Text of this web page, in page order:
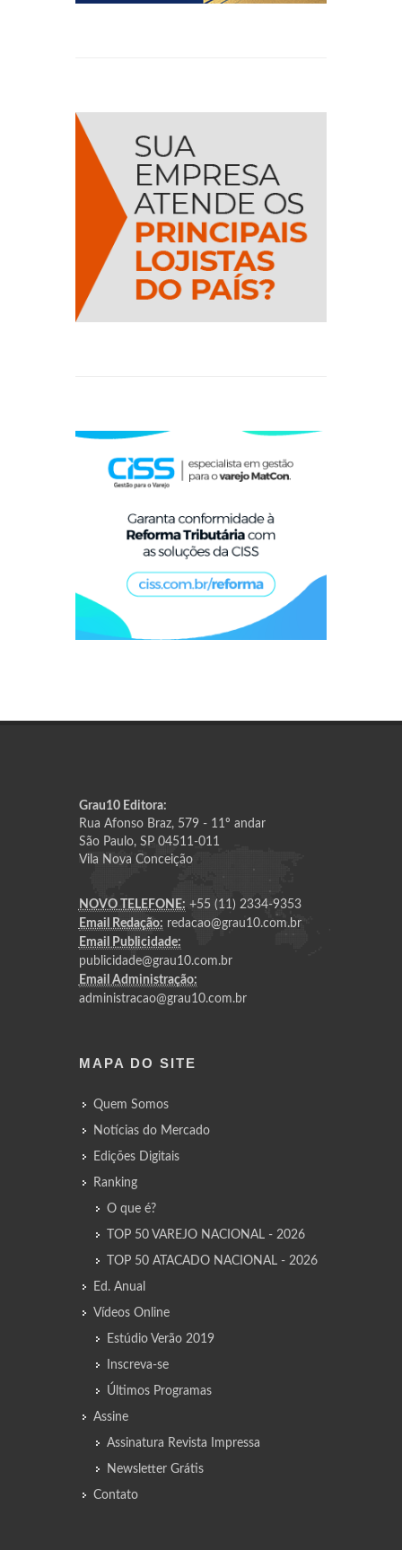
Grau10 Editora:
Rua Afonso Braz, 579 - 11º andar
São Paulo, SP 04511-011
Vila Nova Conceição
NOVO TELEFONE: +55 (11) 2334-9353
Email Redação: redacao@grau10.com.br
Email Publicidade:
publicidade@grau10.com.br
Email Administração:
administracao@grau10.com.br
MAPA DO SITE
Quem Somos
Notícias do Mercado
Edições Digitais
Ranking
O que é?
TOP 50 VAREJO NACIONAL - 2026
TOP 50 ATACADO NACIONAL - 2026
Ed. Anual
Vídeos Online
Estúdio Verão 2019
Inscreva-se
Últimos Programas
Assine
Assinatura Revista Impressa
Newsletter Grátis
Contato